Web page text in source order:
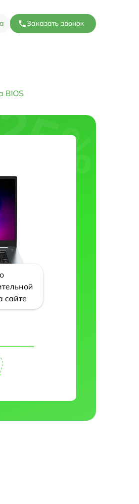
Заказать звонок
BIOS
сайте